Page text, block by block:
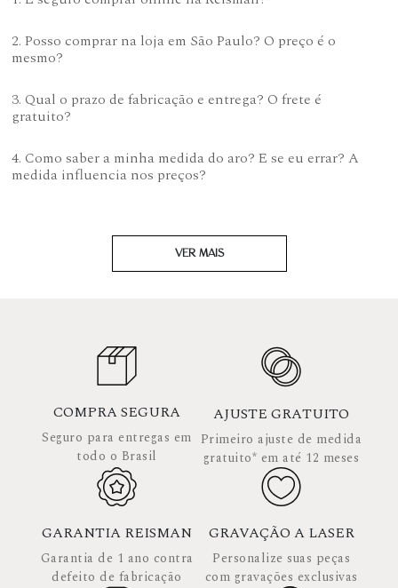
2. Posso comprar na loja em São Paulo? O preço é o
mesmo?
3. Qual o prazo de fabricação e entrega? O frete é
gratuito?
4. Como saber a minha medida do aro? E se eu errar? A
medida influencia nos preços?
VER MAIS
COMPRA SEGURA
Seguro para entregas em
todo o Brasil
AJUSTE GRATUITO
Primeiro ajuste de medida
gratuito* em até 12 meses
GARANTIA REISMAN
Garantia de 1 ano contra
defeito de fabricação
GRAVAÇÃO A LASER
Personalize suas peças
com gravações exclusivas